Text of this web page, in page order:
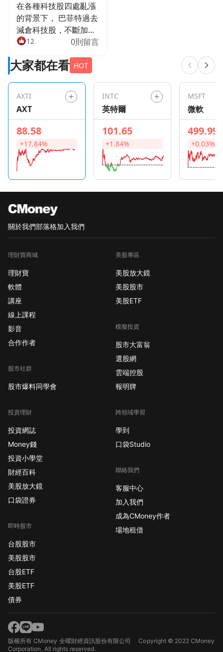
在各種科技股四處亂漲
的背景下， 巴菲特過去
減倉科技股，不斷加倉
傳產股，又被說是過氣
建倉時， 比起現在的關
球市場沒人在看日本，
也沒人吹商社。 近期高
市早苗選舉大獲全勝
後， 這五大商社又往上
噴了一段。 回測看了投
報率，最扯的就是「丸
紅」這支老牌傳產。 從
他持有到現在光股價就
的是： 1. 糧食 2. 能源
3. 基建 4. 原物料 這就
是大趨勢投資的魅力
長股。 另外其他商社也
漲得很誇張， 巴菲特平
均吃了7~8倍左右的漲
幅。 而且是惦惦吃三碗
公， 現在大家的注意力
全部集中在AI、記憶
體、低軌衛星等等。 波
克夏現金水位還有30%
滿手短債，不買長債。
未來升BP的話， 對股
果有大回撤的話， 對傳
產股的波動也很小，只
有科技股會影響比較
大。 看完這個佈局後，
只能說神不愧是神，穩
定現金流的實體經濟，
穩到靠杯以外，漲幅也
超誇張。
12 0則留言
大家都在看 HOT
AXTI
AXT
88.58
+17.84%
INTC
英特爾
101.65
+1.84%
MSFT
微軟
499.99
+0.03%
關於我們部落格加入我們
理財寶商城
理財寶
軟體
講座
線上課程
影音
合作作者
股市社群
股市爆料同學會
投資理財
投資網誌
Money錢
投資小學堂
財經百科
美股放大鏡
口袋證券
即時股市
台股股市
美股股市
台股ETF
美股ETF
債券
美股專區
美股放大鏡
美股股市
美股ETF
模擬投資
股市大富翁
選股網
雲端控股
報明牌
跨領域學習
學到
口袋Studio
聯絡我們
客服中心
加入我們
成為CMoney作者
場地租借
版權所有 CMoney 全曜財經資訊股份有限公司Copyright © 2022 CMoney
Corporation. All rights reserved.